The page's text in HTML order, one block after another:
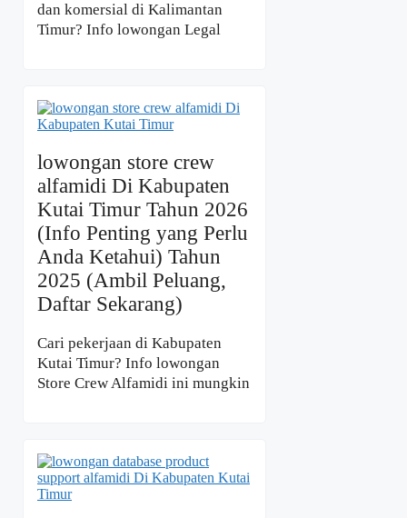
dan komersial di Kalimantan
Timur? Info lowongan Legal
lowongan store crew
alfamidi Di Kabupaten
Kutai Timur Tahun 2026
(Info Penting yang Perlu
Anda Ketahui) Tahun
2025 (Ambil Peluang,
Daftar Sekarang)
Cari pekerjaan di Kabupaten
Kutai Timur? Info lowongan
Store Crew Alfamidi ini mungkin